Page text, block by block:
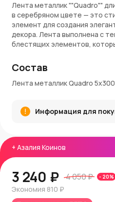
+ Азалия Коинов
3 240 ₽ 4 050 ₽ - 20%
Экономия 810 ₽
Лента металлик ""Quadro""
в серебряном цвете — это
элемент для создания
декора. Лента выполнена с
блестящих элементов,
Материалы и качество
Лента изготовлена из
долговечность и
текстура и сияющий
позволяет использовать
декоративных проектах.
Лента ""Quadro"" идеально
новогоднего интерьера,
создания праздничных
Состав
Лента металлик Quadro
Информация для